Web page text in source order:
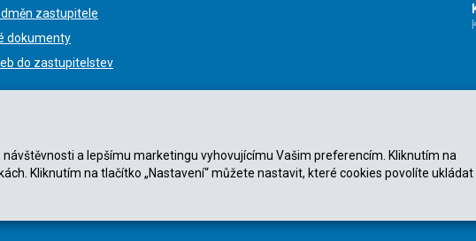
zastupitele
dokumenty
do zastupitelstev
Zásady ochrany osobních údajů
a lepšímu marketingu vyhovujícímu Vašim preferencím. Kliknutím na
Kliknutím na tlačítko „Nastavení“ můžete nastavit, které cookies povolíte ukládat